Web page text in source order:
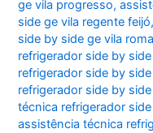
ge vila progresso,
side ge vila regente feijó
side by side ge vila
refrigerador side by
refrigerador side by
refrigerador side by
técnica refrigerador
assistência técnica